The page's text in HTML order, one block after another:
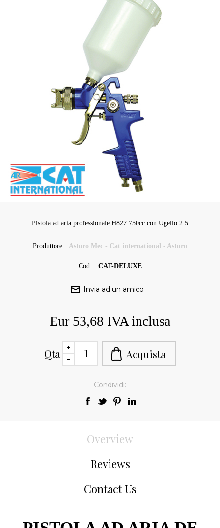
Pistola ad aria professionale H827 750cc con Ugello 2.5
Produttore: Asturo Mec - Cat international - Asturo
Cod.: CAT-DELUXE
Eur 53,68 IVA inclusa
Qta
Condividi:
Overview
Reviews
Contact Us